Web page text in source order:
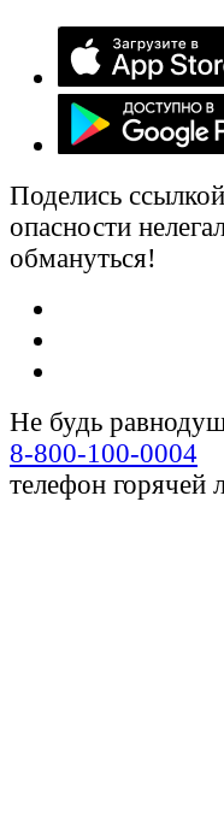
Поделись
опасности
обмануться!
Не будь
8-800-100-0004
телефон горячей